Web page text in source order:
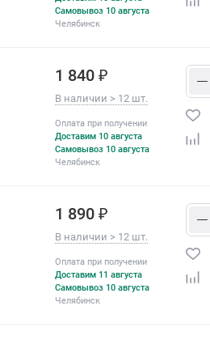
Самовывоз 10 августа
Челябинск
1 840 ₽
В наличии > 12 шт.
Оплата при получении
Доставим 10 августа
Самовывоз 10 августа
Челябинск
1 890 ₽
В наличии > 12 шт.
Оплата при получении
Доставим 11 августа
Самовывоз 10 августа
Челябинск